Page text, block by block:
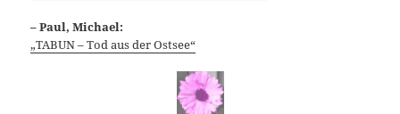
– Paul, Michael:
„TABUN – Tod aus der Ostsee“